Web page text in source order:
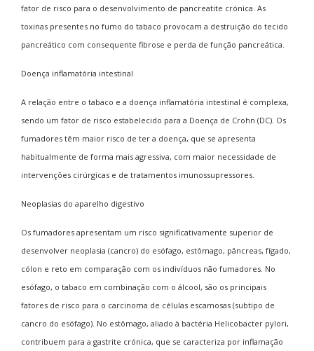
fator de risco para o desenvolvimento de pancreatite crónica. As
toxinas presentes no fumo do tabaco provocam a destruição do tecido
pancreático com consequente fibrose e perda de função pancreática.
Doença inflamatória intestinal
A relação entre o tabaco e a doença inflamatória intestinal é complexa,
sendo um fator de risco estabelecido para a Doença de Crohn (DC). Os
fumadores têm maior risco de ter a doença, que se apresenta
habitualmente de forma mais agressiva, com maior necessidade de
intervenções cirúrgicas e de tratamentos imunossupressores.
Neoplasias do aparelho digestivo
Os fumadores apresentam um risco significativamente superior de
desenvolver neoplasia (cancro) do esófago, estômago, pâncreas, fígado,
cólon e reto em comparação com os indivíduos não fumadores. No
esófago, o tabaco em combinação com o álcool, são os principais
fatores de risco para o carcinoma de células escamosas (subtipo de
cancro do esófago). No estômago, aliado à bactéria Helicobacter pylori,
contribuem para a gastrite crónica, que se caracteriza por inflamação